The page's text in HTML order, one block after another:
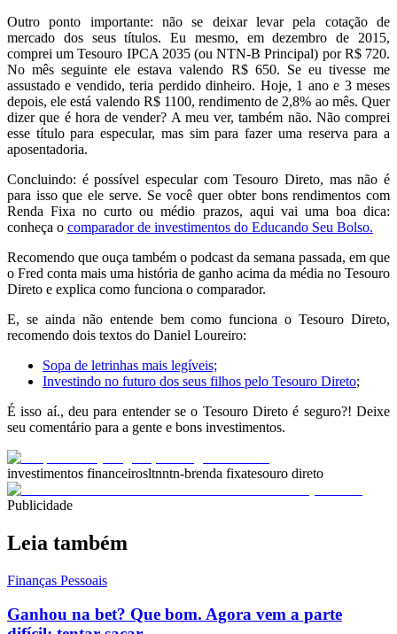
Outro ponto importante: não se deixar levar pela cotação de
mercado dos seus títulos. Eu mesmo, em dezembro de 2015,
comprei um Tesouro IPCA 2035 (ou NTN-B Principal) por R$ 720.
No mês seguinte ele estava valendo R$ 650. Se eu tivesse me
assustado e vendido, teria perdido dinheiro. Hoje, 1 ano e 3 meses
depois, ele está valendo R$ 1100, rendimento de 2,8% ao mês. Quer
dizer que é hora de vender? A meu ver, também não. Não comprei
esse título para especular, mas sim para fazer uma reserva para a
aposentadoria.
Concluindo: é possível especular com Tesouro Direto, mas não é
para isso que ele serve. Se você quer obter bons rendimentos com
Renda Fixa no curto ou médio prazos, aqui vai uma boa dica:
conheça o comparador de investimentos do Educando Seu Bolso.
Recomendo que ouça também o podcast da semana passada, em que
o Fred conta mais uma história de ganho acima da média no Tesouro
Direto e explica como funciona o comparador.
E, se ainda não entende bem como funciona o Tesouro Direto,
recomendo dois textos do Daniel Loureiro:
Sopa de letrinhas mais legíveis;
Investindo no futuro dos seus filhos pelo Tesouro Direto;
É isso aí., deu para entender se o Tesouro Direto é seguro?! Deixe
seu comentário para a gente e bons investimentos.
investimentos financeirosltnntn-brenda fixatesouro direto
Publicidade
Leia também
Finanças Pessoais
Ganhou na bet? Que bom. Agora vem a parte